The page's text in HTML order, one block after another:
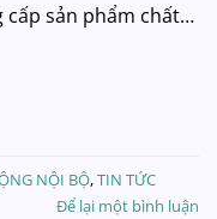
cấp sản phẩm chất…
NỘI BỘ,TIN TỨC
Để lại một bình luận